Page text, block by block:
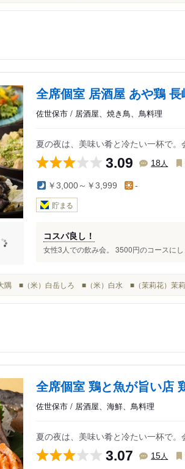
全席個室 居酒屋 あや鶏
佐世保市 / 居酒屋、焼き鳥、鳥料理
夏の夜は、美味い肴と冷たい一杯で。
3.09 18人
￥3,000～￥3,999 -
貯まる
コスパ良し！
女性3人での飲み会。 3500円のコースに
隅 ■（米）白岳しろ ■（米）白水 ■（茉莉花）
全席個室 鶏と魚が旨い店
佐世保市 / 居酒屋、海鮮、鳥料理
夏の夜は、美味い肴と冷たい一杯で。
3.07 15人